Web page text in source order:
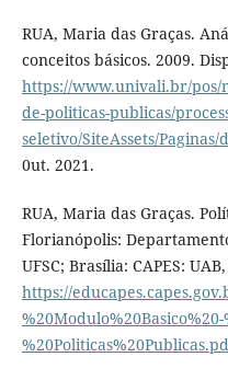
RUA, Maria das Graças.
conceitos básicos. 2009.
https://www.univali.br/pos/
de-politicas-publicas/
seletivo/SiteAssets/
0ut. 2021.
RUA, Maria das Graças.
Florianópolis:
UFSC; Brasília: CAPES:
https://
%20Modulo%20Basico%20-